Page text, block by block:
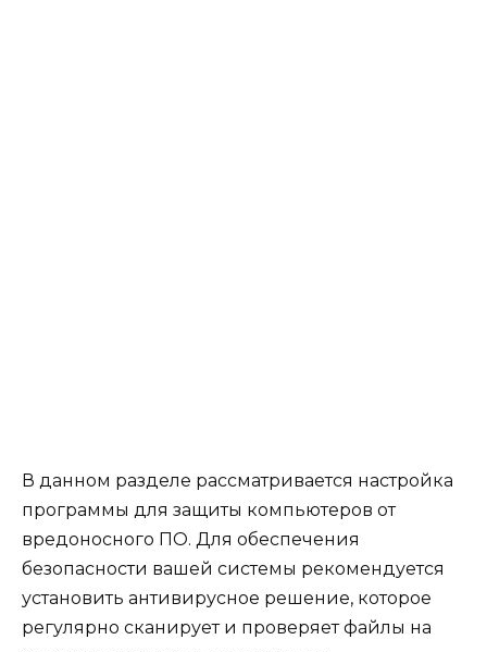
В данном разделе рассматривается настройка
программы для защиты компьютеров от
вредоносного ПО. Для обеспечения
безопасности вашей системы рекомендуется
установить антивирусное решение, которое
регулярно сканирует и проверяет файлы на